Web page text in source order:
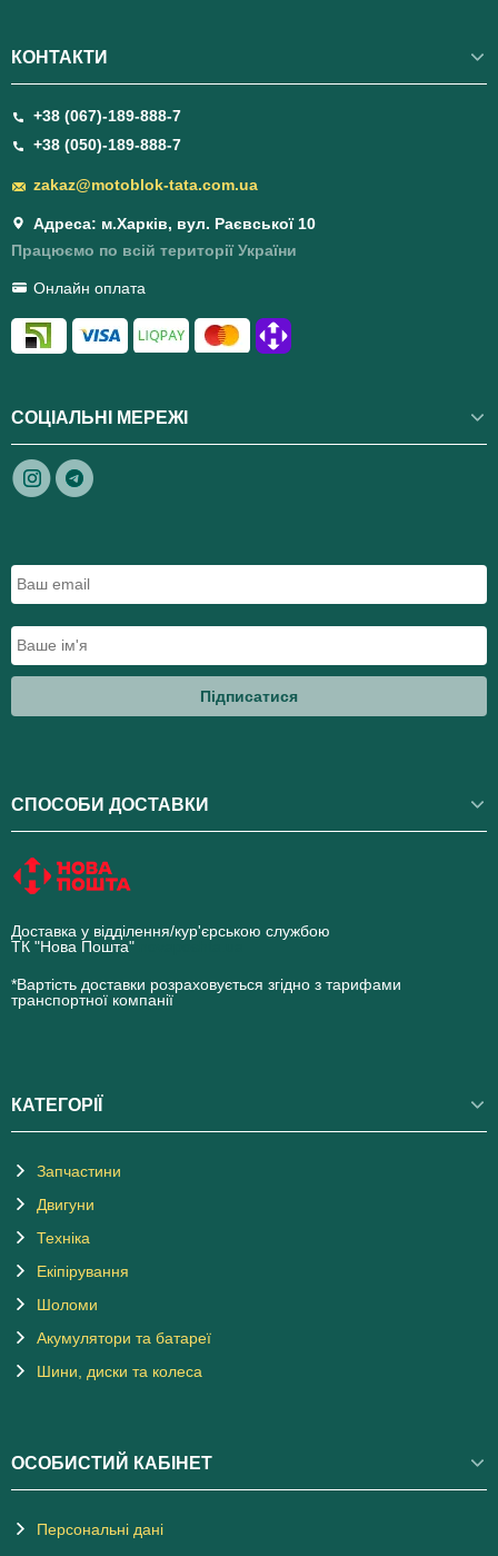
КОНТАКТИ
+38 (067)-189-888-7
+38 (050)-189-888-7
zakaz@motoblok-tata.com.ua
Адреса: м.Харків, вул. Раєвської 10
Працюємо по всій території України
Онлайн оплата
СОЦІАЛЬНІ МЕРЕЖІ
Підписатися
СПОСОБИ ДОСТАВКИ
Доставка у відділення/кур'єрською службою
ТК "Нова Пошта"
*Вартість доставки розраховується згідно з тарифами
транспортної компанії
КАТЕГОРІЇ
Запчастини
Двигуни
Техніка
Екіпірування
Шоломи
Акумулятори та батареї
Шини, диски та колеса
ОСОБИСТИЙ КАБІНЕТ
Персональні дані